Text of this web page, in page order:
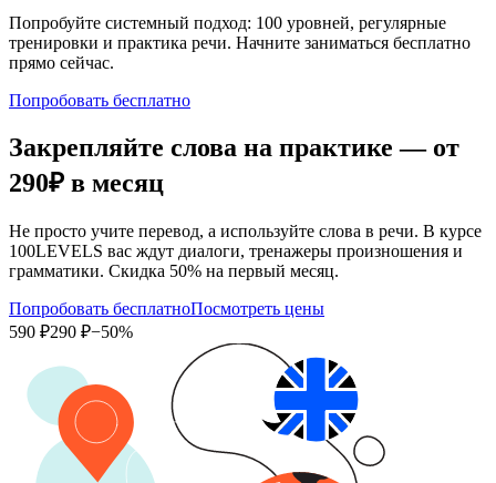
Попробуйте системный подход: 100 уровней, регулярные
тренировки и практика речи. Начните заниматься бесплатно
прямо сейчас.
Попробовать бесплатно
Закрепляйте слова на практике — от
290₽ в месяц
Не просто учите перевод, а используйте слова в речи. В курсе
100LEVELS вас ждут диалоги, тренажеры произношения и
грамматики. Скидка 50% на первый месяц.
Попробовать бесплатноПосмотреть цены
590 ₽290 ₽−50%